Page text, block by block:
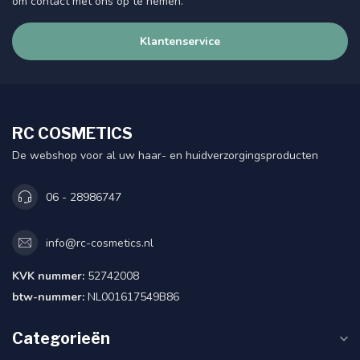
Klantenservice
RC COSMETICS
De webshop voor al uw haar- en huidverzorgingsproducten
06 - 28986747
info@rc-cosmetics.nl
KVK nummer: 52742008
btw-nummer: NL001617549B86
Categorieën